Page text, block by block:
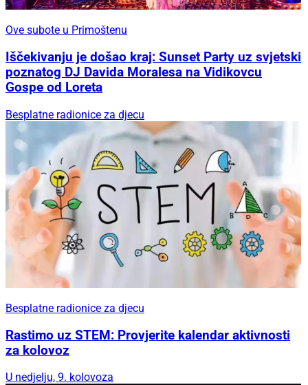
Ove subote u Primoštenu
Iščekivanju je došao kraj: Sunset Party uz svjetski
poznatog DJ Davida Moralesa na Vidikovcu
Gospe od Loreta
Besplatne radionice za djecu
Besplatne radionice za djecu
Rastimo uz STEM: Provjerite kalendar aktivnosti
za kolovoz
U nedjelju, 9. kolovoza